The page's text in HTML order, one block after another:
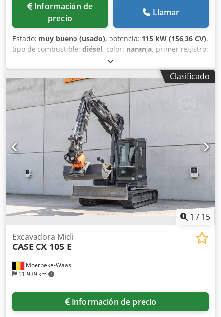
Información de
precio
Llamar
Estado: muy bueno (usado), potencia: 115 kW (156,36 CV),
tipo de combustible: diésel, color: naranja, primer registro:
, Año de fabricación:2012
funcionamiento:15.109 h, Información general Año del
modelo: 2012 Número de serie: DCH210R5NCEAH2500
Información técnica Número de cilindros: 4 Peso en vacío:
22.600 kg Funcionalidad Anchura de trabajo: 300 cm
Marcado CE: sí Dedey En Ndjpfx Ahvewa Estado Estado
técnico: muy bueno Estado visual: muy bueno Información
financiera Precio: A consultar Garantía Garantía: De primer
propietario, historial de mantenimiento completo, ¡listo
para trabajar de inmediato! - 80 % sistema de cadenas -
Incluye 3 cucharas: 1300 mm, 450 mm y 2000 mm cuchara
niveladora - Opcional con sistema TOPCON 3D de 2021
Clasificado
1 / 15
Moerbeke-Waas
11.939 km
Excavadora Midi
CASE CX 105 E
Información de precio